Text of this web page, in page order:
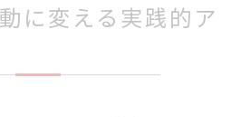
に変える実践的ア